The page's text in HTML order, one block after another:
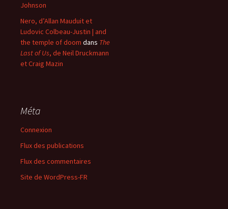
Johnson
Nero, d’Allan Mauduit et
Ludovic Colbeau-Justin | and
the temple of doom dans The
Last of Us, de Neil Druckmann
et Craig Mazin
Méta
Connexion
Flux des publications
Flux des commentaires
Site de WordPress-FR